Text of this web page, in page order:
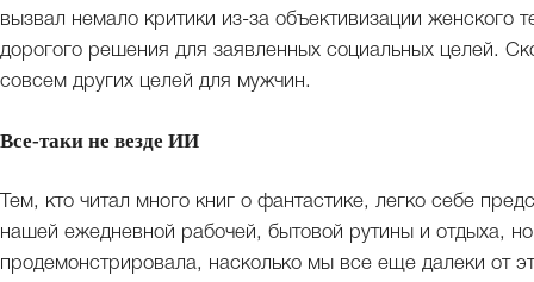
вызвал немало критики из-за объективизации женского
дорогого решения для заявленных социальных целей.
совсем других целей для мужчин.
Все-таки не везде ИИ
Тем, кто читал много книг о фантастике, легко себе
нашей ежедневной рабочей, бытовой рутины и отдыха,
продемонстрировала, насколько мы все еще далеки от